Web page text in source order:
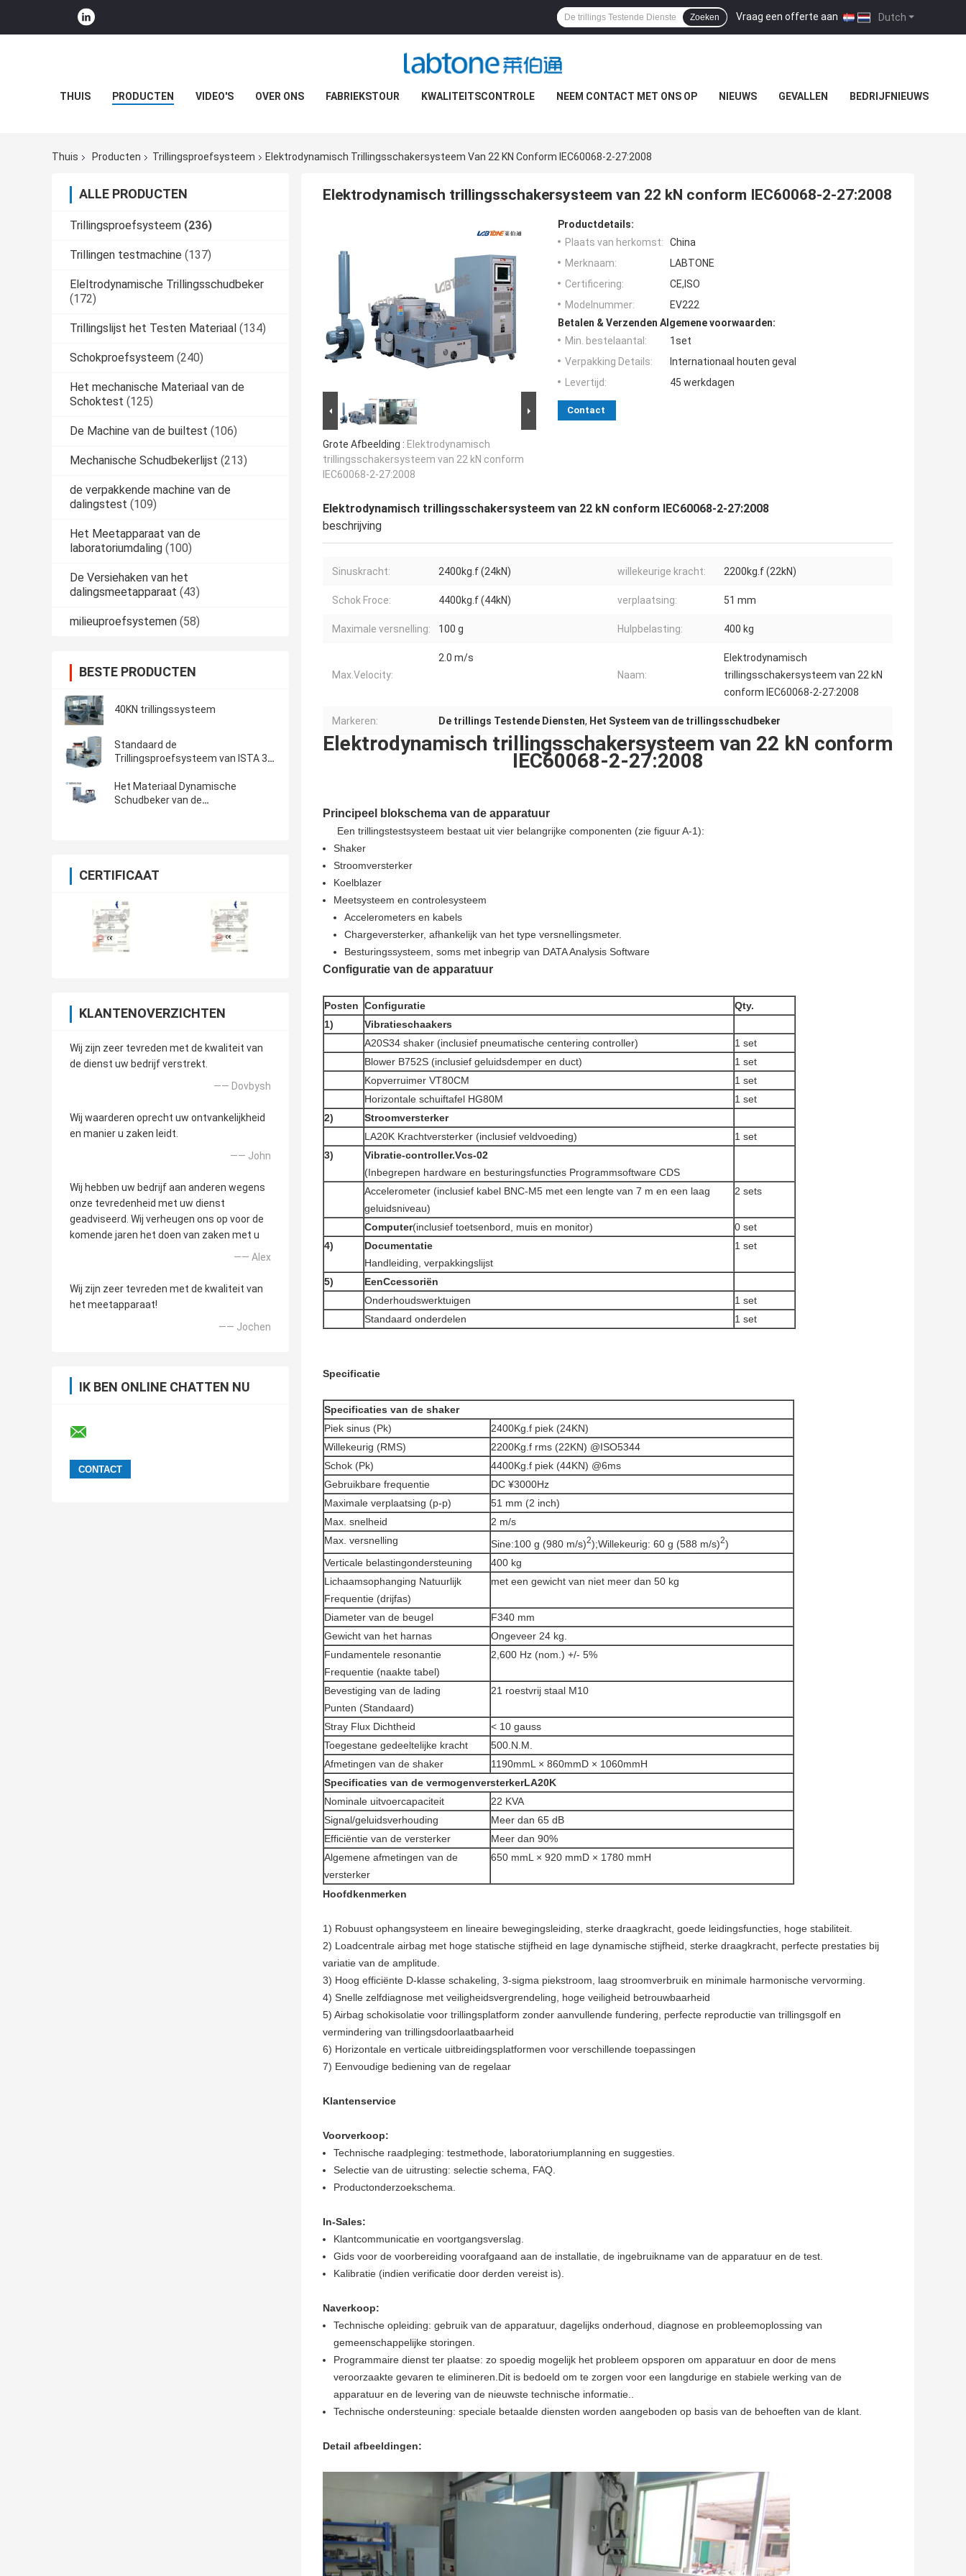
Dutch
Vraag een offerte aan |
Zoeken
THUIS PRODUCTEN VIDEO'S OVER ONS FABRIEKSTOUR KWALITEITSCONTROLE NEEM CONTACT MET ONS OP NIEUWS GEVALLEN BEDRIJFNIEUWS
Thuis Producten Trillingsproefsysteem Elektrodynamisch Trillingsschakersysteem Van 22 KN Conform IEC60068-2-27:2008
ALLE PRODUCTEN
Trillingsproefsysteem (236)
Trillingen testmachine (137)
Eleltrodynamische Trillingsschudbeker
(172)
Trillingslijst het Testen Materiaal (134)
Schokproefsysteem (240)
Het mechanische Materiaal van de
Schoktest (125)
De Machine van de builtest (106)
Mechanische Schudbekerlijst (213)
de verpakkende machine van de
dalingstest (109)
Het Meetapparaat van de
laboratoriumdaling (100)
De Versiehaken van het
dalingsmeetapparaat (43)
milieuproefsystemen (58)
BESTE PRODUCTEN
40KN trillingssysteem
Standaard de
Trillingsproefsysteem van ISTA 3A
Controlemechanisme 8-CH
Het Materiaal Dynamische
Schudbeker van de
CERTIFICAAT
KLANTENOVERZICHTEN
Wij zijn zeer tevreden met de kwaliteit van
de dienst uw bedrijf verstrekt.
—— Dovbysh
Wij waarderen oprecht uw ontvankelijkheid
en manier u zaken leidt.
—— John
Wij hebben uw bedrijf aan anderen wegens
onze tevredenheid met uw dienst
geadviseerd. Wij verheugen ons op voor de
komende jaren het doen van zaken met u
—— Alex
Wij zijn zeer tevreden met de kwaliteit van
het meetapparaat!
—— Jochen
IK BEN ONLINE CHATTEN NU
Elektrodynamisch trillingsschakersysteem van 22 kN conform IEC60068-2-27:2008
Grote Afbeelding : Elektrodynamisch
trillingsschakersysteem van 22 kN conform
IEC60068-2-27:2008
Productdetails:
Plaats van herkomst:
China
Merknaam:
LABTONE
Certificering:
CE,ISO
Modelnummer:
EV222
Betalen & Verzenden Algemene voorwaarden:
Min. bestelaantal:
1set
Verpakking Details:
Internationaal houten geval
Levertijd:
45 werkdagen
Contact
Elektrodynamisch trillingsschakersysteem van 22 kN conform IEC60068-2-27:2008
beschrijving
Sinuskracht: 2400kg.f (24kN) willekeurige kracht: 2200kg.f (22kN)
Schok Froce: 4400kg.f (44kN) verplaatsing: 51 mm
Maximale versnelling: 100 g Hulpbelasting: 400 kg
Max.Velocity:
2.0 m/s
Naam:
Elektrodynamisch
trillingsschakersysteem van 22 kN
conform IEC60068-2-27:2008
Markeren: De trillings Testende Diensten, Het Systeem van de trillingsschudbeker
Elektrodynamisch trillingsschakersysteem van 22 kN conform
IEC60068-2-27:2008
Principeel blokschema van de apparatuur
Een trillingstestsysteem bestaat uit vier belangrijke componenten (zie figuur A-1):
Shaker
Stroomversterker
Koelblazer
Meetsysteem en controlesysteem
Accelerometers en kabels
Chargeversterker, afhankelijk van het type versnellingsmeter.
Besturingssysteem, soms met inbegrip van DATA Analysis Software
Configuratie van de apparatuur
Posten Configuratie
Qty.
1)
Vibratieschaakers
A20S34 shaker (inclusief pneumatische centering controller)
1 set
Blower B752S (inclusief geluidsdemper en duct)
1 set
Kopverruimer VT80CM
1 set
Horizontale schuiftafel HG80M
1 set
2)
Stroomversterker
LA20K Krachtversterker (inclusief veldvoeding)
1 set
3)
Vibratie-controller.Vcs-02
(Inbegrepen hardware en besturingsfuncties Programmsoftware CDS
Accelerometer (inclusief kabel BNC-M5 met een lengte van 7 m en een laag
geluidsniveau)
2 sets
Computer(inclusief toetsenbord, muis en monitor)
0 set
4)
Documentatie
Handleiding, verpakkingslijst
1 set
5) EenCcessoriën
Onderhoudswerktuigen
1 set
Standaard onderdelen
1 set
Specificatie
Specificaties van de shaker
Piek sinus (Pk)
2400Kg.f piek (24KN)
Willekeurig (RMS)
2200Kg.f rms (22KN) @ISO5344
Schok (Pk)
4400Kg.f piek (44KN) @6ms
Gebruikbare frequentie
DC ¥3000Hz
Maximale verplaatsing (p-p)
51 mm (2 inch)
Max. snelheid
2 m/s
Max. versnelling
Sine:100 g (980 m/s)2);Willekeurig: 60 g (588 m/s)2)
Verticale belastingondersteuning
400 kg
Lichaamsophanging Natuurlijk
Frequentie (drijfas)
met een gewicht van niet meer dan 50 kg
Diameter van de beugel
F340 mm
Gewicht van het harnas
Ongeveer 24 kg.
Fundamentele resonantie
Frequentie (naakte tabel)
2,600 Hz (nom.) +/- 5%
Bevestiging van de lading
Punten (Standaard)
21 roestvrij staal M10
Stray Flux Dichtheid
< 10 gauss
Toegestane gedeeltelijke kracht
500.N.M.
Afmetingen van de shaker
1190mmL × 860mmD × 1060mmH
Specificaties van de vermogenversterkerLA20K
Nominale uitvoercapaciteit
22 KVA
Signal/geluidsverhouding
Meer dan 65 dB
Efficiëntie van de versterker
Meer dan 90%
Algemene afmetingen van de
versterker
650 mmL × 920 mmD × 1780 mmH
Hoofdkenmerken
1) Robuust ophangsysteem en lineaire bewegingsleiding, sterke draagkracht, goede leidingsfuncties, hoge stabiliteit.
2) Loadcentrale airbag met hoge statische stijfheid en lage dynamische stijfheid, sterke draagkracht, perfecte prestaties bij
variatie van de amplitude.
3) Hoog efficiënte D-klasse schakeling, 3-sigma piekstroom, laag stroomverbruik en minimale harmonische vervorming.
4) Snelle zelfdiagnose met veiligheidsvergrendeling, hoge veiligheid betrouwbaarheid
5) Airbag schokisolatie voor trillingsplatform zonder aanvullende fundering, perfecte reproductie van trillingsgolf en
vermindering van trillingsdoorlaatbaarheid
6) Horizontale en verticale uitbreidingsplatformen voor verschillende toepassingen
7) Eenvoudige bediening van de regelaar
Klantenservice
Voorverkoop:
Technische raadpleging: testmethode, laboratoriumplanning en suggesties.
Selectie van de uitrusting: selectie schema, FAQ.
Productonderzoekschema.
In-Sales:
Klantcommunicatie en voortgangsverslag.
Gids voor de voorbereiding voorafgaand aan de installatie, de ingebruikname van de apparatuur en de test.
Kalibratie (indien verificatie door derden vereist is).
Naverkoop:
Technische opleiding: gebruik van de apparatuur, dagelijks onderhoud, diagnose en probleemoplossing van
gemeenschappelijke storingen.
Programmaire dienst ter plaatse: zo spoedig mogelijk het probleem opsporen om apparatuur en door de mens
veroorzaakte gevaren te elimineren.Dit is bedoeld om te zorgen voor een langdurige en stabiele werking van de
apparatuur en de levering van de nieuwste technische informatie..
Technische ondersteuning: speciale betaalde diensten worden aangeboden op basis van de behoeften van de klant.
Detail afbeeldingen: